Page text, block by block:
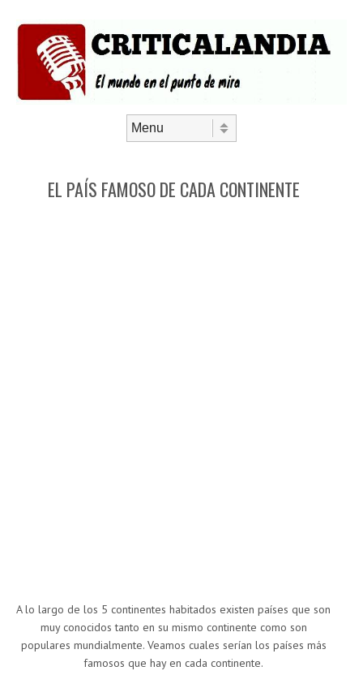
EL PAÍS FAMOSO DE CADA CONTINENTE
A lo largo de los 5 continentes habitados existen países que son
muy conocidos tanto en su mismo continente como son
populares mundialmente. Veamos cuales serían los países más
famosos que hay en cada continente.